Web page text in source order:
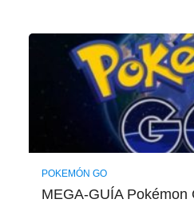
POKEMÓN GO
MEGA-GUÍA Pokémon